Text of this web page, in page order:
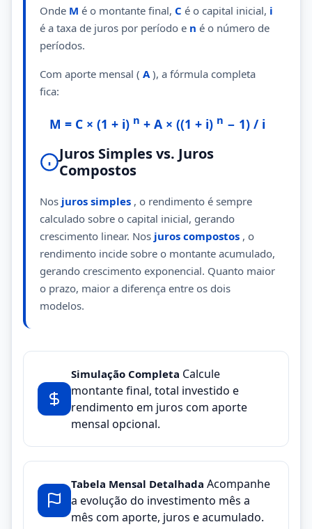
Onde M é o montante final, C é o capital inicial, i
é a taxa de juros por período e n é o número de
períodos.
Com aporte mensal ( A ), a fórmula completa
fica:
M = C × (1 + i) n + A × ((1 + i) n − 1) / i
Juros Simples vs. Juros
Compostos
Nos juros simples , o rendimento é sempre
calculado sobre o capital inicial, gerando
crescimento linear. Nos juros compostos , o
rendimento incide sobre o montante acumulado,
gerando crescimento exponencial. Quanto maior
o prazo, maior a diferença entre os dois
modelos.
Simulação Completa Calcule
montante final, total investido e
rendimento em juros com aporte
mensal opcional.
Tabela Mensal Detalhada Acompanhe
a evolução do investimento mês a
mês com aporte, juros e acumulado.